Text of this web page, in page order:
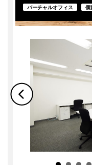
オ
広さ
人気のこだわり条件
法人登記 秘書
オフィス家具付き
バーチャルオフィス 個